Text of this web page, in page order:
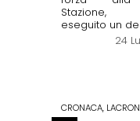
Stazione,
eseguito un
24
CRONACA,